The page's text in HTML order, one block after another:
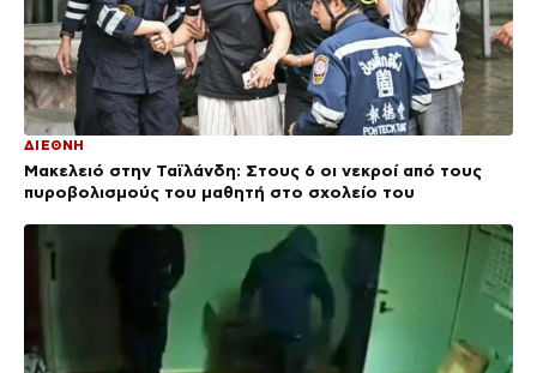
ΔΙΕΘΝΗ
Μακελειό στην Ταϊλάνδη: Στους 6 οι νεκροί από τους
πυροβολισμούς του μαθητή στο σχολείο του